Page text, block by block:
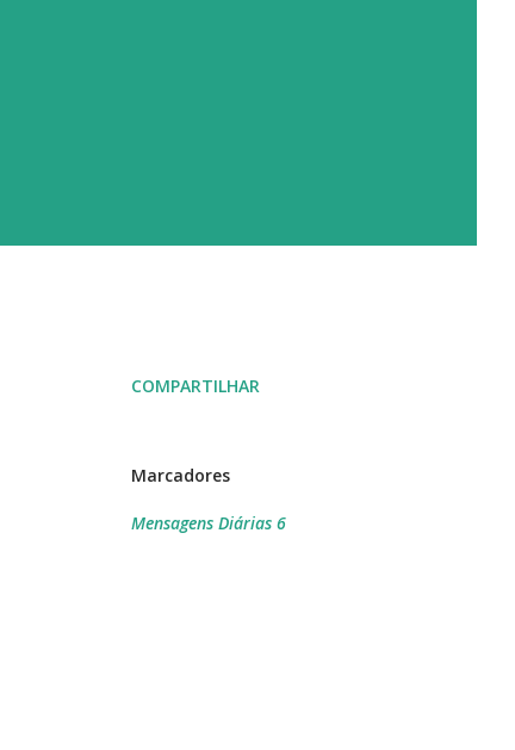
COMPARTILHAR
Marcadores
Mensagens Diárias 6